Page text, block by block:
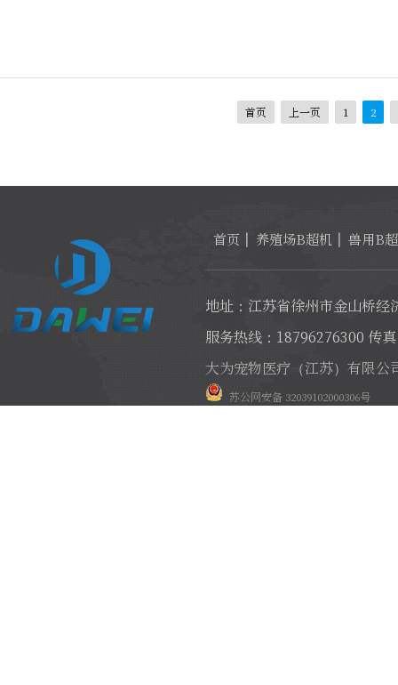
首页 上一页 1 2
首页 养殖场B超机 兽用B
地址：江苏省徐州市金山桥经
服务热线：18796276300 传
大为宠物医疗（江苏）有限公
苏公网安备 32039102000306号